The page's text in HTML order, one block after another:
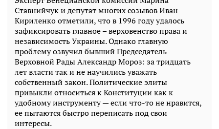
Ставнийчук и депутат многих созывов Иван
Кириленко отметили, что в 1996 году удалось
зафиксировать главное – верховенство права и
независимость Украины. Однако главную
проблему озвучил бывший Председатель
Верховной Рады Александр Мороз: за тридцать
лет власти так и не научились уважать
собственный закон. Политические элиты
привыкли относиться к Конституции как к
удобному инструменту — если что-то не нравится,
ее пытаются быстро переписать под свои
интересы.